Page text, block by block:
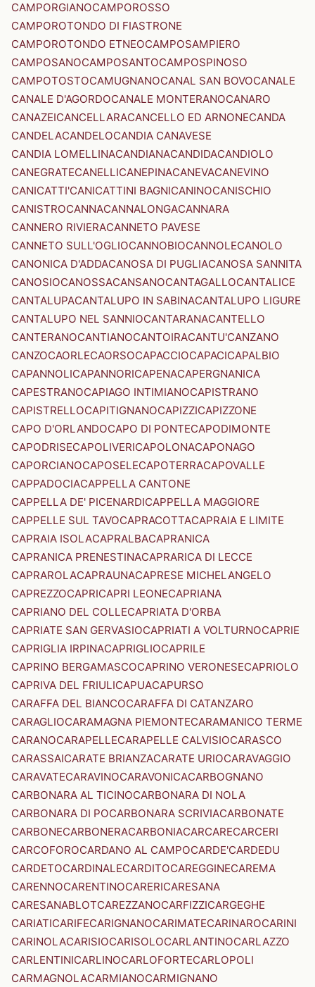
CAMPORGIANOCAMPOROSSO
CAMPOROTONDO DI FIASTRONE
CAMPOROTONDO ETNEOCAMPOSAMPIERO
CAMPOSANOCAMPOSANTOCAMPOSPINOSO
CAMPOTOSTOCAMUGNANOCANAL SAN BOVOCANALE
CANALE D'AGORDOCANALE MONTERANOCANARO
CANAZEICANCELLARACANCELLO ED ARNONECANDA
CANDELACANDELOCANDIA CANAVESE
CANDIA LOMELLINACANDIANACANDIDACANDIOLO
CANEGRATECANELLICANEPINACANEVACANEVINO
CANICATTI'CANICATTINI BAGNICANINOCANISCHIO
CANISTROCANNACANNALONGACANNARA
CANNERO RIVIERACANNETO PAVESE
CANNETO SULL'OGLIOCANNOBIOCANNOLECANOLO
CANONICA D'ADDACANOSA DI PUGLIACANOSA SANNITA
CANOSIOCANOSSACANSANOCANTAGALLOCANTALICE
CANTALUPACANTALUPO IN SABINACANTALUPO LIGURE
CANTALUPO NEL SANNIOCANTARANACANTELLO
CANTERANOCANTIANOCANTOIRACANTU'CANZANO
CANZOCAORLECAORSOCAPACCIOCAPACICAPALBIO
CAPANNOLICAPANNORICAPENACAPERGNANICA
CAPESTRANOCAPIAGO INTIMIANOCAPISTRANO
CAPISTRELLOCAPITIGNANOCAPIZZICAPIZZONE
CAPO D'ORLANDOCAPO DI PONTECAPODIMONTE
CAPODRISECAPOLIVERICAPOLONACAPONAGO
CAPORCIANOCAPOSELECAPOTERRACAPOVALLE
CAPPADOCIACAPPELLA CANTONE
CAPPELLA DE' PICENARDICAPPELLA MAGGIORE
CAPPELLE SUL TAVOCAPRACOTTACAPRAIA E LIMITE
CAPRAIA ISOLACAPRALBACAPRANICA
CAPRANICA PRENESTINACAPRARICA DI LECCE
CAPRAROLACAPRAUNACAPRESE MICHELANGELO
CAPREZZOCAPRICAPRI LEONECAPRIANA
CAPRIANO DEL COLLECAPRIATA D'ORBA
CAPRIATE SAN GERVASIOCAPRIATI A VOLTURNOCAPRIE
CAPRIGLIA IRPINACAPRIGLIOCAPRILE
CAPRINO BERGAMASCOCAPRINO VERONESECAPRIOLO
CAPRIVA DEL FRIULICAPUACAPURSO
CARAFFA DEL BIANCOCARAFFA DI CATANZARO
CARAGLIOCARAMAGNA PIEMONTECARAMANICO TERME
CARANOCARAPELLECARAPELLE CALVISIOCARASCO
CARASSAICARATE BRIANZACARATE URIOCARAVAGGIO
CARAVATECARAVINOCARAVONICACARBOGNANO
CARBONARA AL TICINOCARBONARA DI NOLA
CARBONARA DI POCARBONARA SCRIVIACARBONATE
CARBONECARBONERACARBONIACARCARECARCERI
CARCOFOROCARDANO AL CAMPOCARDE'CARDEDU
CARDETOCARDINALECARDITOCAREGGINECAREMA
CARENNOCARENTINOCARERICARESANA
CARESANABLOTCAREZZANOCARFIZZICARGEGHE
CARIATICARIFECARIGNANOCARIMATECARINAROCARINI
CARINOLACARISIOCARISOLOCARLANTINOCARLAZZO
CARLENTINICARLINOCARLOFORTECARLOPOLI
CARMAGNOLACARMIANOCARMIGNANO